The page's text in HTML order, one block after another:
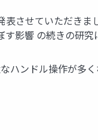
させていただきま
影響 の続きの研究
ハンドル操作が多